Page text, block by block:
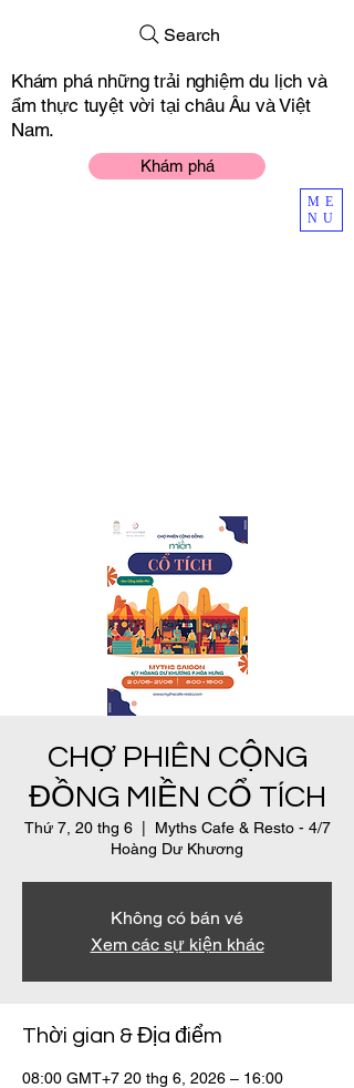
ME
NU
Khám phá
Khám phá những trải nghiệm du lịch và
ẩm thực tuyệt vời tại châu Âu và Việt
Nam.
Search
CHỢ PHIÊN CỘNG
ĐỒNG MIỀN CỔ TÍCH
Thứ 7, 20 thg 6
  |
Myths Cafe & Resto - 4/7
Hoàng Dư Khương
Không có bán vé
Xem các sự kiện khác
Thời gian & Địa điểm
08:00 GMT+7 20 thg 6, 2026 – 16:00